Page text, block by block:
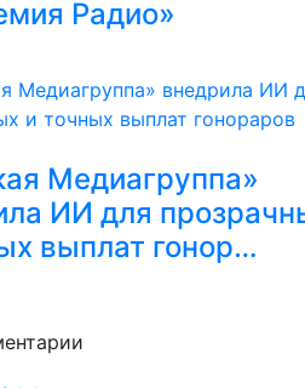
Радио»
Медиагруппа»
ИИ для
выплат гонор…